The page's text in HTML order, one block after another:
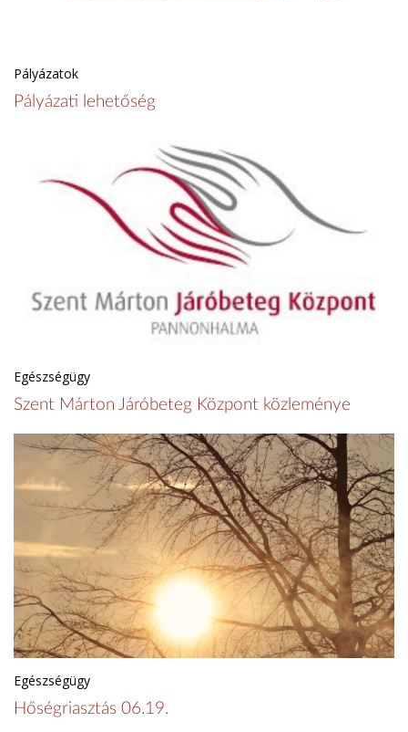
Pályázatok
Pályázati lehetőség
Egészségügy
Szent Márton Járóbeteg Központ közleménye
Egészségügy
Hőségriasztás 06.19.